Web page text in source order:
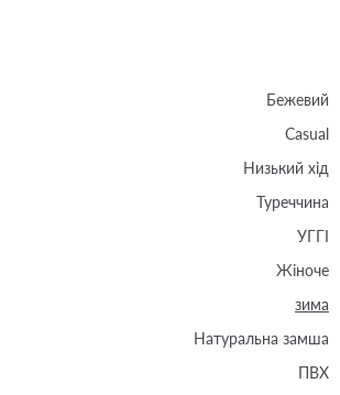
Бежевий
Casual
Низький хід
Туреччина
УГГІ
Жіноче
зима
Натуральна замша
ПВХ